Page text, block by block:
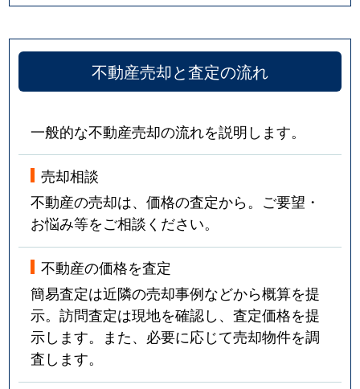
不動産売却と査定の流れ
一般的な不動産売却の流れを説明します。
売却相談
不動産の売却は、価格の査定から。ご要望・
お悩み等をご相談ください。
不動産の価格を査定
簡易査定は近隣の売却事例などから概算を提
示。訪問査定は現地を確認し、査定価格を提
示します。また、必要に応じて売却物件を調
査します。